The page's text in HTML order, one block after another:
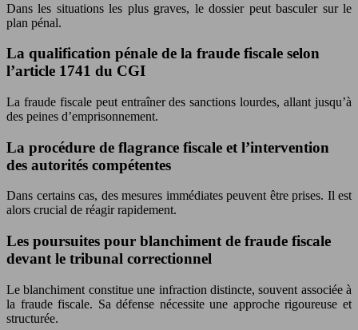
Dans les situations les plus graves, le dossier peut basculer sur le
plan pénal.
La qualification pénale de la fraude fiscale selon
l’article 1741 du CGI
La fraude fiscale peut entraîner des sanctions lourdes, allant jusqu’à
des peines d’emprisonnement.
La procédure de flagrance fiscale et l’intervention
des autorités compétentes
Dans certains cas, des mesures immédiates peuvent être prises. Il est
alors crucial de réagir rapidement.
Les poursuites pour blanchiment de fraude fiscale
devant le tribunal correctionnel
Le blanchiment constitue une infraction distincte, souvent associée à
la fraude fiscale. Sa défense nécessite une approche rigoureuse et
structurée.